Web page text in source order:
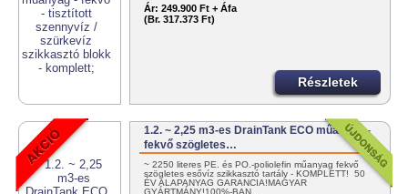
Ár: 249.900 Ft + Áfa
(Br. 317.373 Ft)
Részletek
1.2. ~ 2,25 m3-es DrainTank ECO műanyag -
fekvő szögletes…
~ 2250 literes PE. és PO.-poliolefin műanyag fekvő
szögletes esővíz szikkasztó tartály - KOMPLETT! 50
ÉV ALAPANYAG GARANCIA!MAGYAR
GYÁRTMÁNY!100%-BAN…